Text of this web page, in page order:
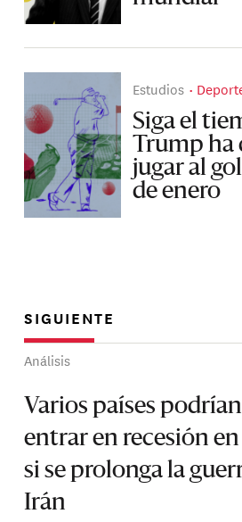
Estudios
Siga el
Trump ha
jugar al
de enero
SIGUIENTE
Análisis
Varios países podrían
entrar en recesión
si se prolonga la
Irán